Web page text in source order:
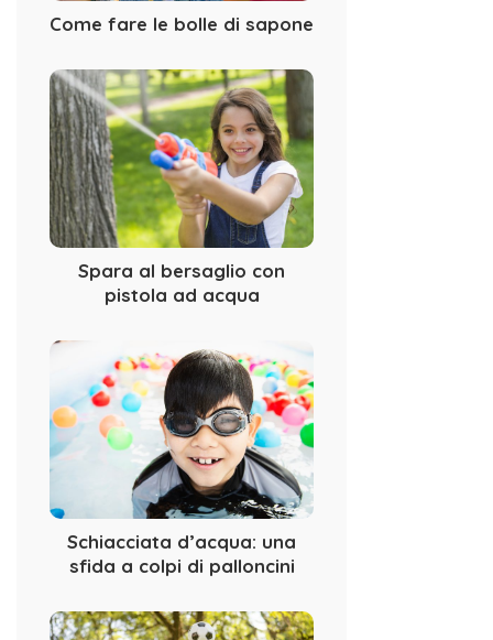
Come fare le bolle di sapone
Spara al bersaglio con
pistola ad acqua
Schiacciata d’acqua: una
sfida a colpi di palloncini